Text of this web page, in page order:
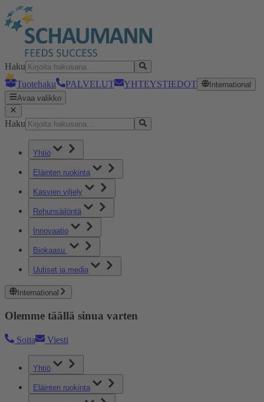
Haku
Tuotehaku
PALVELUT YHTEYSTIEDOT
International
Avaa valikko
Haku
Yhtiö
Eläinten ruokinta
Kasvien viljely
Rehunsäilöntä
Innovaatio
Biokaasu
Uutiset ja media
International
Olemme täällä sinua varten
Soita Viesti
Yhtiö
Eläinten ruokinta